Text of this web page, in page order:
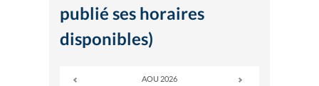
publié ses horaires
disponibles)
AOU 2026